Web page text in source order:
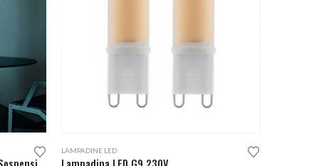
Foscarini Gregg Piccola Lampada Sospensione
LAMPADINE LED
Lampadina LED G9 230V